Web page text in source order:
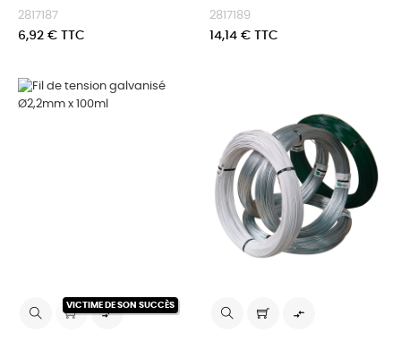
2817187
Prix
6,92 € TTC
2817189
Prix
14,14 € TTC
VICTIME DE SON SUCCÈS
 